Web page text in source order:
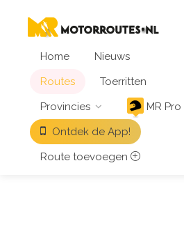
Home
Nieuws
Routes
Toerritten
Provincies
MR Pro
Ontdek de App!
Route toevoegen